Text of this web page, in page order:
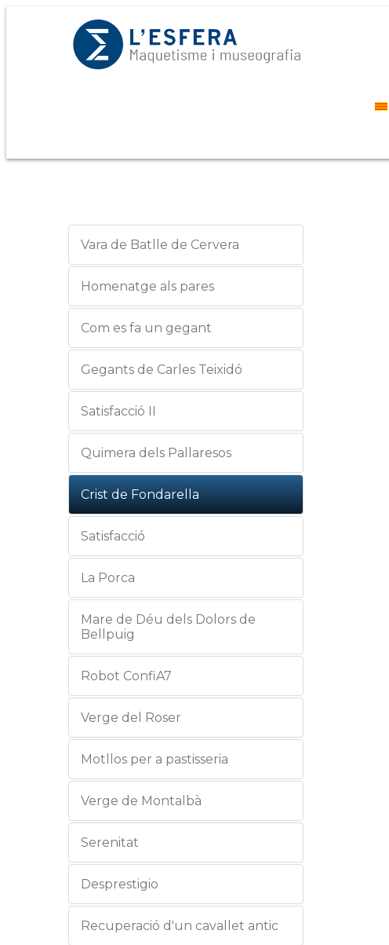
Vara de Batlle de Cervera
Homenatge als pares
Com es fa un gegant
Gegants de Carles Teixidó
Satisfacció II
Quimera dels Pallaresos
Crist de Fondarella
Satisfacció
La Porca
Mare de Déu dels Dolors de
Bellpuig
Robot ConfiA7
Verge del Roser
Motllos per a pastisseria
Verge de Montalbà
Serenitat
Desprestigio
Recuperació d'un cavallet antic